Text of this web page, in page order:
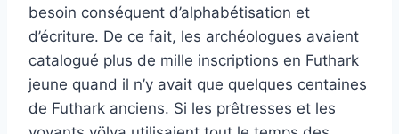
besoin conséquent d’alphabétisation et
d’écriture. De ce fait, les archéologues avaient
catalogué plus de mille inscriptions en Futhark
jeune quand il n’y avait que quelques centaines
de Futhark anciens. Si les prêtresses et les